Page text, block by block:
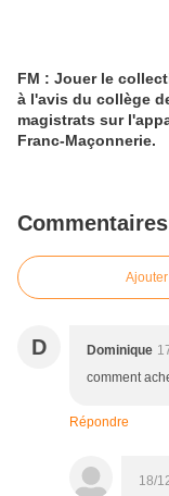
FM : Jouer le
à l'avis du collège
magistrats sur
Franc-Maçonnerie.
Commentaires
D Dominique
comment
Répondre
18/